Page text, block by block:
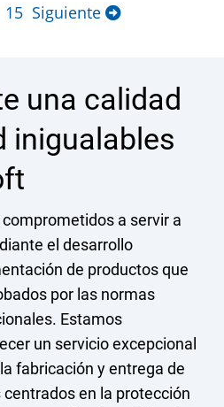
15 Siguiente
una calidad
inigualables
a servir a
el desarrollo
de productos que
por las normas
Estamos
un servicio excepcional
fabricación y entrega de
en la protección